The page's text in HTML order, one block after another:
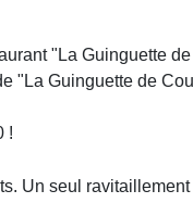
"La Guinguette
"La Guinguette de
!
Un seul